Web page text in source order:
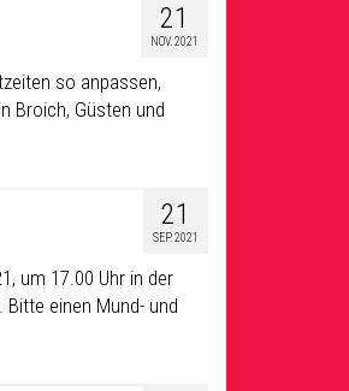
21
NOV. 2021
so anpassen,
Broich, Güsten und
21
SEP. 2021
um 17.00 Uhr in der
einen Mund- und